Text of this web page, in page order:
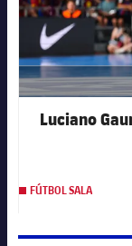
Luciano
FÚTBOL SALA